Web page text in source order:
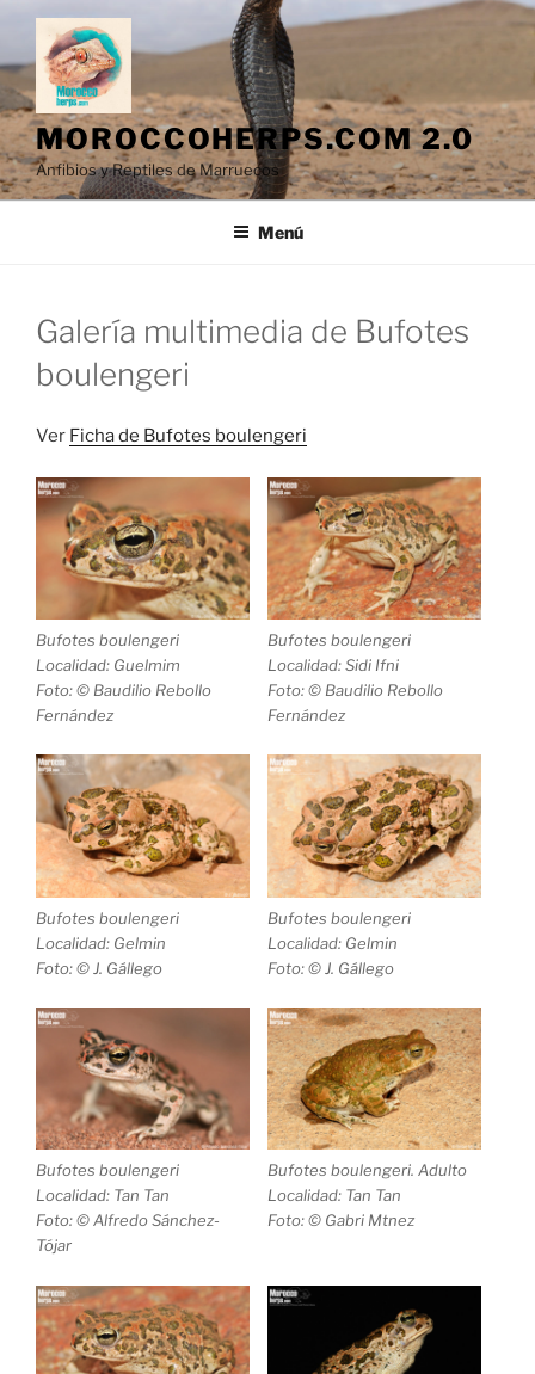
Saltar
contenido
MOROCCOHERPS.COM 2.0
Anfibios y Reptiles de Marruecos
Menú
Galería multimedia de Bufotes
boulengeri
Ver Ficha de Bufotes boulengeri
Bufotes boulengeri
Localidad: Guelmim
Foto: © Baudilio Rebollo
Fernández
Bufotes boulengeri
Localidad: Sidi Ifni
Foto: © Baudilio Rebollo
Fernández
Bufotes boulengeri
Localidad: Gelmin
Foto: © J. Gállego
Bufotes boulengeri
Localidad: Gelmin
Foto: © J. Gállego
Bufotes boulengeri
Localidad: Tan Tan
Foto: © Alfredo Sánchez-
Tójar
Bufotes boulengeri. Adulto
Localidad: Tan Tan
Foto: © Gabri Mtnez